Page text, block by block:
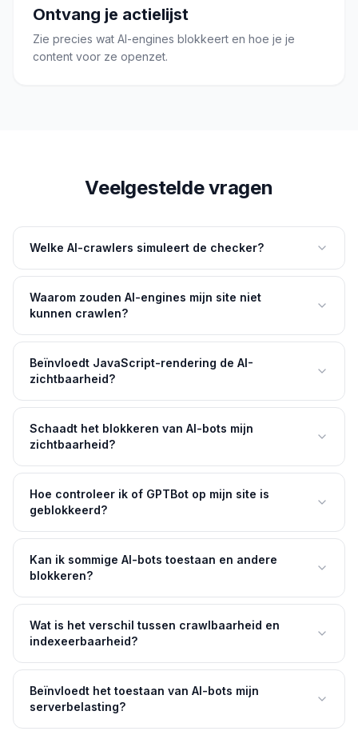
Ontvang je actielijst
Zie precies wat AI-engines blokkeert en hoe je je
content voor ze openzet.
Veelgestelde vragen
Welke AI-crawlers simuleert de checker?
Waarom zouden AI-engines mijn site niet
kunnen crawlen?
Beïnvloedt JavaScript-rendering de AI-
zichtbaarheid?
Schaadt het blokkeren van AI-bots mijn
zichtbaarheid?
Hoe controleer ik of GPTBot op mijn site is
geblokkeerd?
Kan ik sommige AI-bots toestaan en andere
blokkeren?
Wat is het verschil tussen crawlbaarheid en
indexeerbaarheid?
Beïnvloedt het toestaan van AI-bots mijn
serverbelasting?